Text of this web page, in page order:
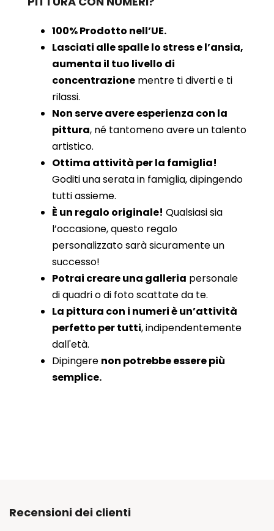
100% Prodotto nell’UE.
Lasciati alle spalle lo stress e l’ansia,
aumenta il tuo livello di
concentrazione mentre ti diverti e ti
rilassi.
Non serve avere esperienza con la
pittura, né tantomeno avere un talento
artistico.
Ottima attività per la famiglia!
Goditi una serata in famiglia, dipingendo
tutti assieme.
È un regalo originale! Qualsiasi sia
l’occasione, questo regalo
personalizzato sarà sicuramente un
successo!
Potrai creare una galleria personale
di quadri o di foto scattate da te.
La pittura con i numeri è un’attività
perfetto per tutti, indipendentemente
dall'età.
Dipingere non potrebbe essere più
semplice.
Recensioni dei clienti